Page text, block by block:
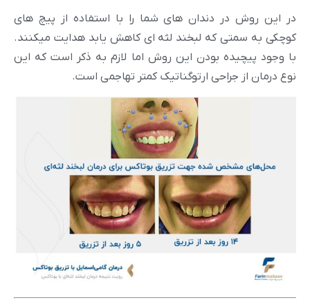
در این روش در دندان های شما را با استفاده از پیچ های
کوچکی به سمتی که لبخند لثه ای کاهش یابد هدایت میکنند.
با وجود پیچیده بودن این روش اما لازم به ذکر است که این
نوع درمان از جراحی ارتوگناتیک کمتر تهاجمی است.